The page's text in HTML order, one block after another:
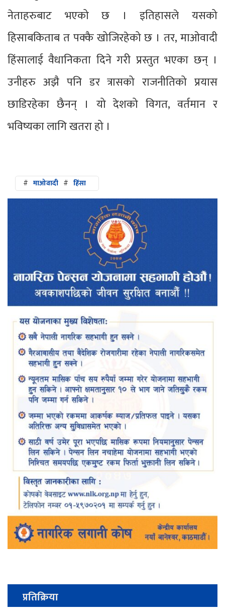
नेताहरुबाट भएको छ । इतिहासले यसको
हिसाबकिताब त पक्कै खोजिरहेको छ । तर, माओवादी
हिंसालाई वैधानिकता दिने गरी प्रस्तुत भएका छन् ।
उनीहरु अझै पनि डर त्रासको राजनीतिको प्रयास
छाडिरहेका छैनन् । यो देशको विगत, वर्तमान र
भविष्यका लागि खतरा हो ।
# माओवादी # हिंसा
प्रतिक्रिया